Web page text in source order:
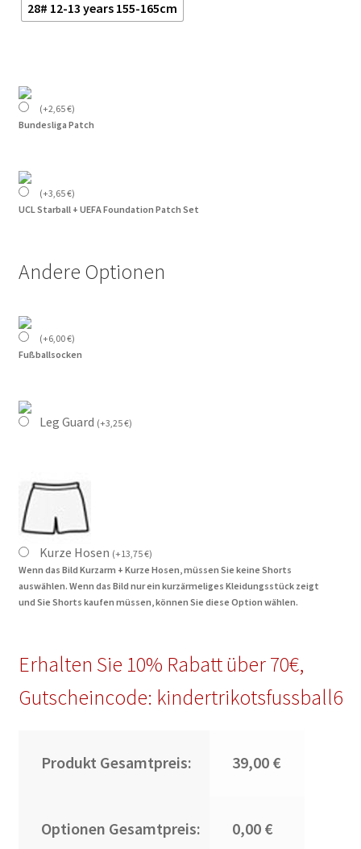
28# 12-13 years 155-165cm
(+2,65€)
Bundesliga Patch
(+3,65€)
UCL Starball + UEFA Foundation Patch Set
Andere Optionen
(+6,00€)
Fußballsocken
Leg Guard (+3,25€)
Kurze Hosen (+13,75€)
Wenn das Bild Kurzarm + Kurze Hosen, müssen Sie keine Shorts
auswählen. Wenn das Bild nur ein kurzärmeliges Kleidungsstück zeigt
und Sie Shorts kaufen müssen, können Sie diese Option wählen.
Erhalten Sie 10% Rabatt über 70€,
Gutscheincode: kindertrikotsfussball6
Produkt Gesamtpreis: 39,00 €
Optionen Gesamtpreis: 0,00 €